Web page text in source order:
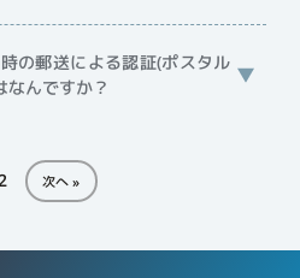
の郵送による認証(ポスタル
なんですか？
次へ »